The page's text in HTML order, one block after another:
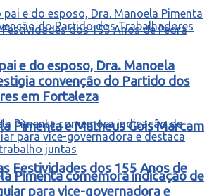
Pimenta e Matheus Gois Marcam
Festividades dos 155 Anos de
e do esposo, Dra. Manoela
convenção do Partido dos
em Fortaleza
Pimenta comemora indicação de
para vice-governadora e